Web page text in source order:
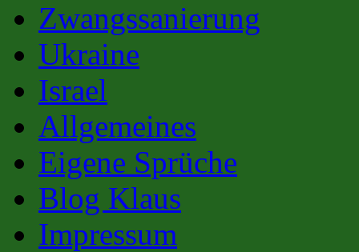
Zwangssanierung
Ukraine
Israel
Allgemeines
Eigene Sprüche
Blog Klaus
Impressum